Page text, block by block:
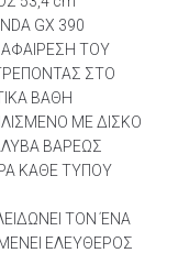
GX 390
ΤΟΥ
ΣΤΟ
ΒΑΘΗ
ΜΕ ΔΙΣΚΟ
ΒΑΡΕΩΣ
ΚΑΘΕ ΤΥΠΟΥ
ΤΟΝ ΈΝΑ
ΕΛΕΥΘΕΡΟΣ